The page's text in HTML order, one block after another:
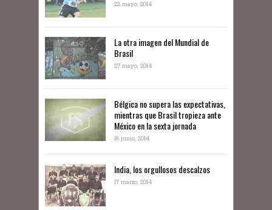
22 mayo, 2014
La otra imagen del Mundial de
Brasil
27 mayo, 2014
Bélgica no supera las expectativas,
mientras que Brasil tropieza ante
México en la sexta jornada
18 junio, 2014
India, los orgullosos descalzos
17 marzo, 2014